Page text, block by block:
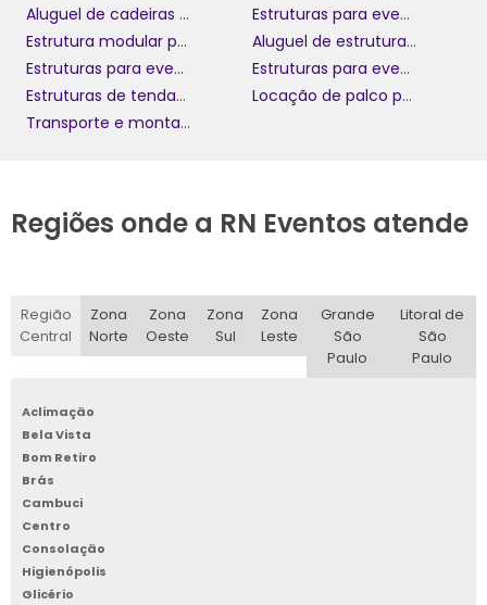
Aluguel de cadeiras para eventos corporativos
Estruturas para eventos em grande escala
Estrutura modular para eventos corporativos
Aluguel de estruturas para festas
Estruturas para evento com montagem incluída
Estruturas para eventos de grande porte
Estruturas de tendas para eventos
Locação de palco para eventos
Transporte e montagem de estruturas para evento
Regiões onde a RN Eventos atende
Região
Central
Zona
Norte
Zona
Oeste
Zona
Sul
Zona
Leste
Grande
São
Paulo
Litoral de
São
Paulo
Aclimação
Bela Vista
Bom Retiro
Brás
Cambuci
Centro
Consolação
Higienópolis
Glicério